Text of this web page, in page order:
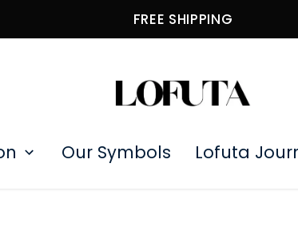
10% OFF YOUR FIRST PURCHASE AT
Our Symbols Lofuta